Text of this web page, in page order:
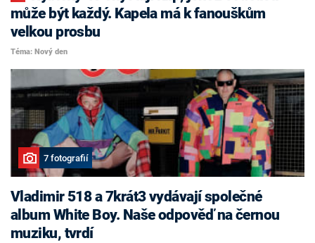
může být každý. Kapela má k fanouškům
velkou prosbu
Téma: Nový den
7 fotografií
Vladimir 518 a 7krát3 vydávají společné
album White Boy. Naše odpověď na černou
muziku, tvrdí